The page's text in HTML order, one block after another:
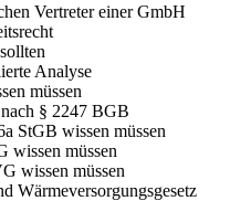
Vertreter einer GmbH
Analyse
müssen
§ 2247 BGB
StGB wissen müssen
wissen müssen
wissen müssen
Wärmeversorgungsgesetz